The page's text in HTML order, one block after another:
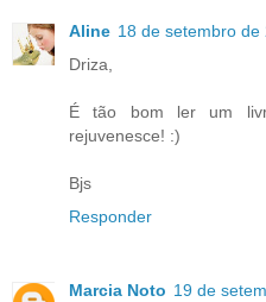
Aline 18 de setembro de
Driza,
É tão bom ler um
rejuvenesce! :)
Bjs
Responder
Marcia Noto 19 de